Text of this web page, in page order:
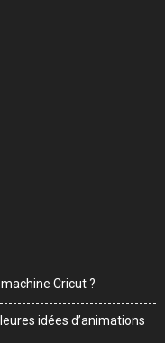
Cricut ?
idées d’animations